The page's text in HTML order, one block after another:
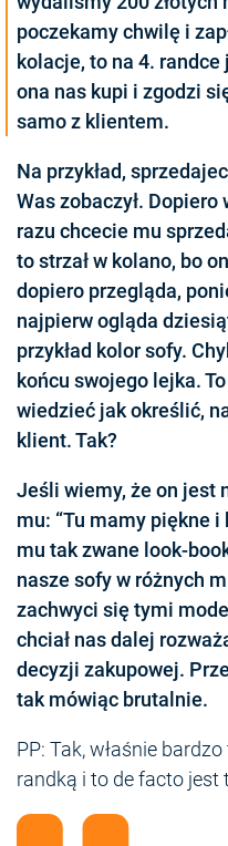
poczekamy chwilę i
kolacje, to na 4.
ona nas kupi i zgodzi
samo z klientem.
Na przykład,
Was zobaczył. Dopiero
razu chcecie mu
to strzał w kolano, bo
dopiero przegląda,
najpierw ogląda
przykład kolor sofy.
końcu swojego lejka.
wiedzieć jak określić,
klient. Tak?
Jeśli wiemy, że on jest
mu: “Tu mamy piękne
mu tak zwane look-
nasze sofy w różnych
zachwyci się tymi
chciał nas dalej
decyzji zakupowej.
tak mówiąc brutalnie.
PP: Tak, właśnie
randką i to de facto